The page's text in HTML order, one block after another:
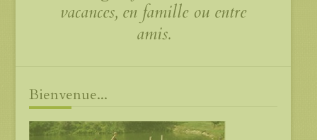
vacances, en famille ou entre
amis.
Bienvenue...